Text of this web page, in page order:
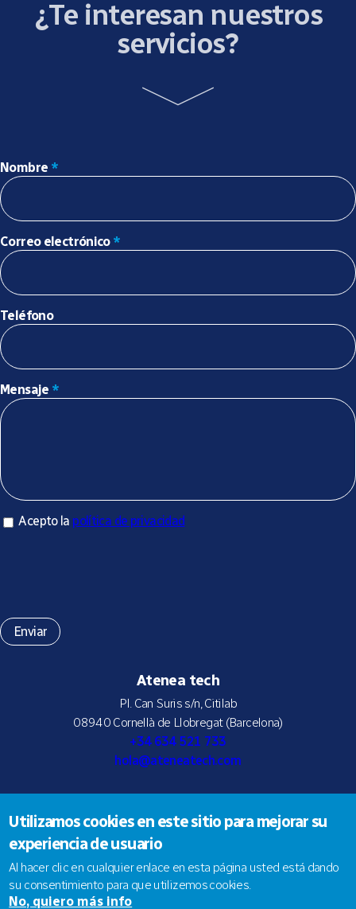
¿Te interesan nuestros
servicios?
Atenea tech
Pl. Can Suris s/n, Citilab
08940 Cornellà de Llobregat (Barcelona)
+34 634 521 733
hola@ateneatech.com
Suscríbete a nuestra newsletter
Nombre *
Correo electrónico *
Teléfono
Mensaje *
Acepto la política de privacidad
Acepto la política de privacidad
Utilizamos cookies en este sitio para mejorar su
experiencia de usuario
Al hacer clic en cualquier enlace en esta página usted está dando
su consentimiento para que utilizemos cookies.
No, quiero más info